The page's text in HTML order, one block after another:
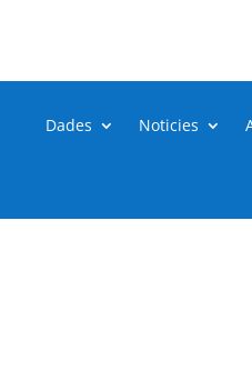
Dades Noticies